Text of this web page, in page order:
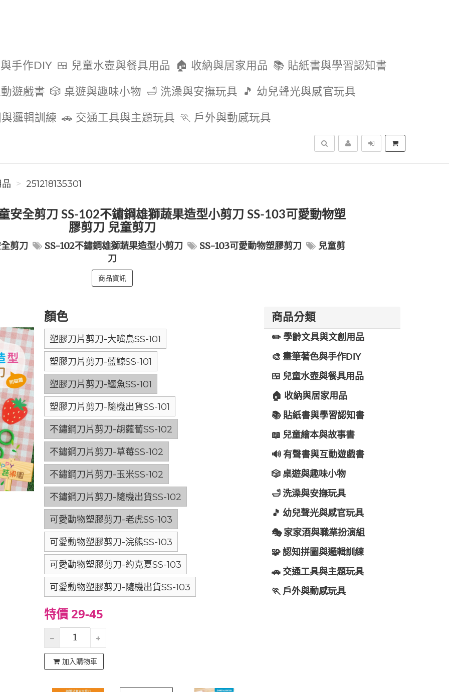
手作DIY 🍱 兒童水壺與餐具用品 🏠 收納與居家用品 📚 貼紙書與學習認知書
遊戲書 🎲 桌遊與趣味小物 🛁 洗澡與安撫玩具 🎵 幼兒聲光與感官玩具
邏輯訓練 🚗 交通工具與主題玩具 🏃 戶外與動感玩具
搜尋
251218135301
安全剪刀 SS-102不鏽鋼雄獅蔬果造型小剪刀 SS-103可愛動物塑
膠剪刀 兒童剪刀
剪刀 SS-102不鏽鋼雄獅蔬果造型小剪刀 SS-103可愛動物塑膠剪刀
兒童剪
刀
商品資訊
顏色
塑膠刀片剪刀-大嘴鳥SS-101
塑膠刀片剪刀-藍鯨SS-101
塑膠刀片剪刀-鱷魚SS-101
塑膠刀片剪刀-隨機出貨SS-101
不鏽鋼刀片剪刀-胡蘿蔔SS-102
不鏽鋼刀片剪刀-草莓SS-102
不鏽鋼刀片剪刀-玉米SS-102
不鏽鋼刀片剪刀-隨機出貨SS-102
可愛動物塑膠剪刀-老虎SS-103
可愛動物塑膠剪刀-浣熊SS-103
可愛動物塑膠剪刀-約克夏SS-103
可愛動物塑膠剪刀-隨機出貨SS-103
特價 29-45
加入購物車
商品分類
✏️ 學齡文具與文創用品
🎨 畫筆著色與手作DIY
🍱 兒童水壺與餐具用品
🏠 收納與居家用品
📚 貼紙書與學習認知書
📖 兒童繪本與故事書
🔊 有聲書與互動遊戲書
🎲 桌遊與趣味小物
🛁 洗澡與安撫玩具
🎵 幼兒聲光與感官玩具
🎭 家家酒與職業扮演組
🧩 認知拼圖與邏輯訓練
🚗 交通工具與主題玩具
🏃 戶外與動感玩具